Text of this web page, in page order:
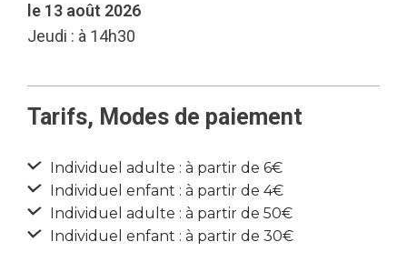
le 13 août 2026
Jeudi : à 14h30
Tarifs, Modes de paiement
Individuel adulte : à partir de 6€
Individuel enfant : à partir de 4€
Individuel adulte : à partir de 50€
Individuel enfant : à partir de 30€